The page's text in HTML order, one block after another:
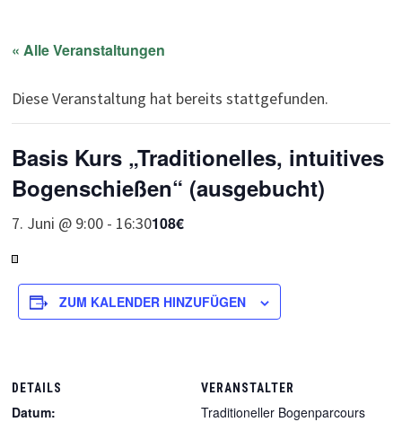
« Alle Veranstaltungen
Diese Veranstaltung hat bereits stattgefunden.
Basis Kurs „Traditionelles, intuitives
Bogenschießen“ (ausgebucht)
7. Juni @ 9:00- 16:30108€
ZUM KALENDER HINZUFÜGEN
DETAILS
Datum:
VERANSTALTER
Traditioneller Bogenparcours